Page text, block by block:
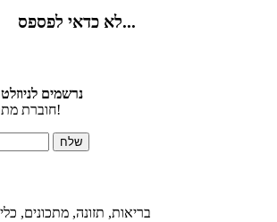
לא כדאי לפספס...
נרשמים
חוברת מתכונים מהירים לדיאטה!
בריאות, תזונה, מתכונים,